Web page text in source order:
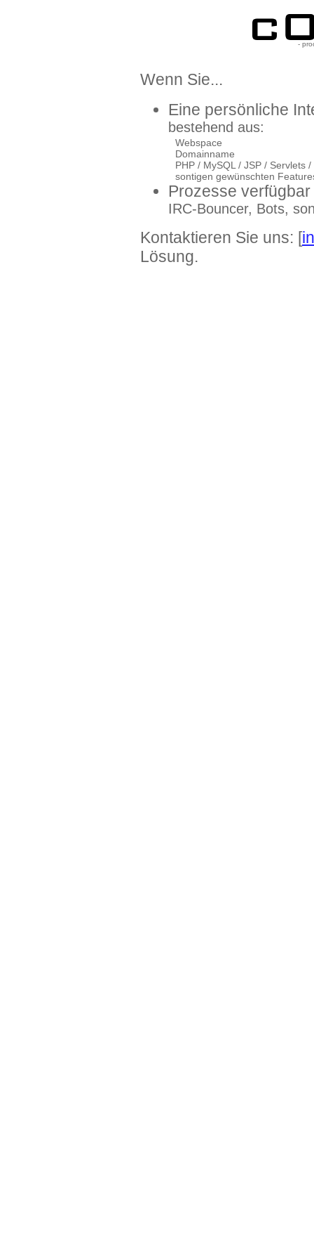
-
Wenn Sie...
Eine persönliche
bestehend aus:
Webspace
Domainname
PHP / MySQL / JSP / Servlets
sontigen gewünschten
Prozesse
IRC-Bouncer, Bots,
Kontaktieren Sie uns: [
Lösung.